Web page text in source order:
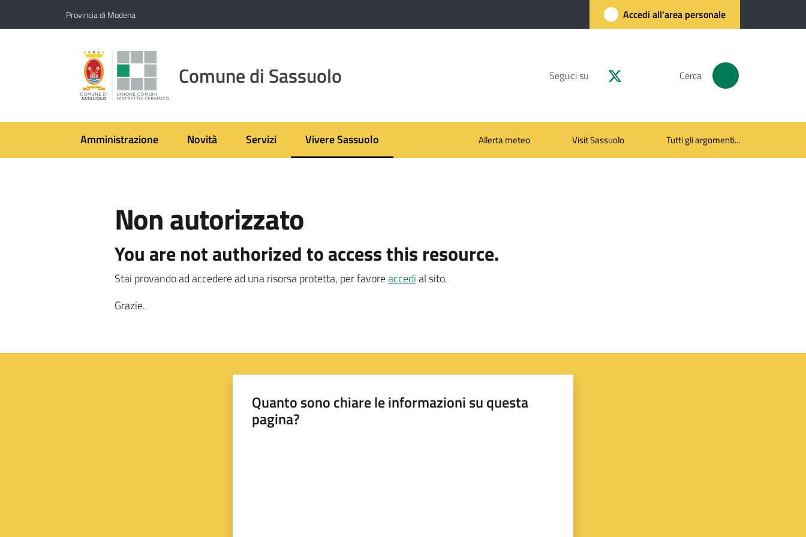
Provincia di Modena Accedi all'area personale
Comune di Sassuolo Seguici su Cerca
Amministrazione Novità Servizi Vivere Sassuolo
Menu selezionato Allerta meteo Visit Sassuolo Tutti gli argomenti...
Non autorizzato
You are not authorized to access this resource.
Stai provando ad accedere ad una risorsa protetta, per favoreaccedial sito.
Grazie.
Quanto sono chiare le informazioni su questa
pagina?